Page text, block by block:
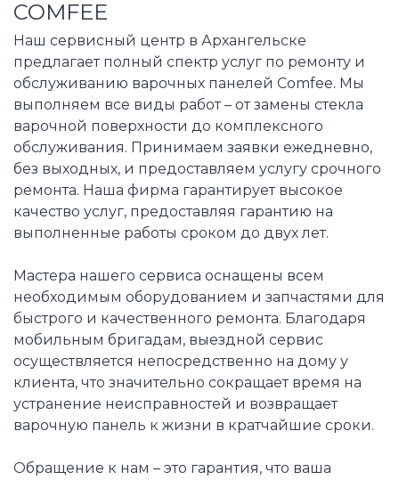
COMFEE
Наш сервисный центр в Архангельске
предлагает полный спектр услуг по ремонту и
обслуживанию варочных панелей Comfee. Мы
выполняем все виды работ – от замены стекла
варочной поверхности до комплексного
обслуживания. Принимаем заявки ежедневно,
без выходных, и предоставляем услугу срочного
ремонта. Наша фирма гарантирует высокое
качество услуг, предоставляя гарантию на
выполненные работы сроком до двух лет.
Мастера нашего сервиса оснащены всем
необходимым оборудованием и запчастями для
быстрого и качественного ремонта. Благодаря
мобильным бригадам, выездной сервис
осуществляется непосредственно на дому у
клиента, что значительно сокращает время на
устранение неисправностей и возвращает
варочную панель к жизни в кратчайшие сроки.
Обращение к нам – это гарантия, что ваша